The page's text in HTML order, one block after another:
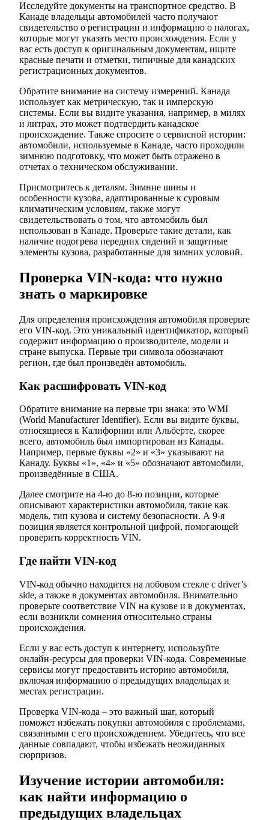
Исследуйте документы на транспортное средство. В
Канаде владельцы автомобилей часто получают
свидетельство о регистрации и информацию о налогах,
которые могут указать место происхождения. Если у
вас есть доступ к оригинальным документам, ищите
красные печати и отметки, типичные для канадских
регистрационных документов.
Обратите внимание на систему измерений. Канада
использует как метрическую, так и имперскую
системы. Если вы видите указания, например, в милях
и литрах, это может подтвердить канадское
происхождение. Также спросите о сервисной истории:
автомобили, используемые в Канаде, часто проходили
зимнюю подготовку, что может быть отражено в
отчетах о техническом обслуживании.
Присмотритесь к деталям. Зимние шины и
особенности кузова, адаптированные к суровым
климатическим условиям, также могут
свидетельствовать о том, что автомобиль был
использован в Канаде. Проверьте такие детали, как
наличие подогрева передних сидений и защитные
элементы кузова, разработанные для зимних условий.
Проверка VIN-кода: что нужно
знать о маркировке
Для определения происхождения автомобиля проверьте
его VIN-код. Это уникальный идентификатор, который
содержит информацию о производителе, модели и
стране выпуска. Первые три символа обозначают
регион, где был произведён автомобиль.
Как расшифровать VIN-код
Обратите внимание на первые три знака: это WMI
(World Manufacturer Identifier). Если вы видите буквы,
относящиеся к Калифорнии или Альберте, скорее
всего, автомобиль был импортирован из Канады.
Например, первые буквы «2» и «3» указывают на
Канаду. Буквы «1», «4» и «5» обозначают автомобили,
произведённые в США.
Далее смотрите на 4-ю до 8-ю позиции, которые
описывают характеристики автомобиля, такие как
модель, тип кузова и систему безопасности. А 9-я
позиция является контрольной цифрой, помогающей
проверить корректность VIN.
Где найти VIN-код
VIN-код обычно находится на лобовом стекле с driver’s
side, а также в документах автомобиля. Внимательно
проверьте соответствие VIN на кузове и в документах,
если возникли сомнения относительно страны
происхождения.
Если у вас есть доступ к интернету, используйте
онлайн-ресурсы для проверки VIN-кода. Современные
сервисы могут предоставить историю автомобиля,
включая информацию о предыдущих владельцах и
местах регистрации.
Проверка VIN-кода – это важный шаг, который
поможет избежать покупки автомобиля с проблемами,
связанными с его происхождением. Убедитесь, что все
данные совпадают, чтобы избежать неожиданных
сюрпризов.
Изучение истории автомобиля:
как найти информацию о
предыдущих владельцах